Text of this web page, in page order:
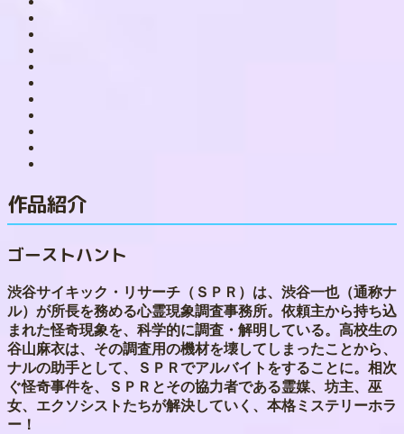
作品紹介
ゴーストハント
渋谷サイキック・リサーチ（ＳＰＲ）は、渋谷一也（通称ナ
ル）が所長を務める心霊現象調査事務所。依頼主から持ち込
まれた怪奇現象を、科学的に調査・解明している。高校生の
谷山麻衣は、その調査用の機材を壊してしまったことから、
ナルの助手として、ＳＰＲでアルバイトをすることに。相次
ぐ怪奇事件を、ＳＰＲとその協力者である霊媒、坊主、巫
女、エクソシストたちが解決していく、本格ミステリーホラ
ー！